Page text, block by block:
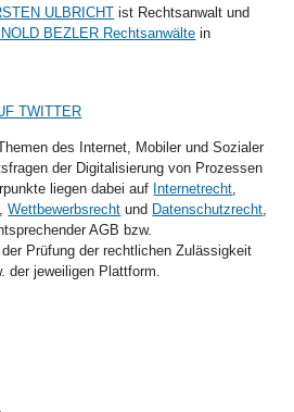
ULBRICHT ist Rechtsanwalt und
BEZLER Rechtsanwälte in
TWITTER
des Internet, Mobiler und Sozialer
der Digitalisierung von Prozessen
liegen dabei auf Internetrecht
,Wettbewerbsrecht und Datenschutzrecht
AGB bzw.
Prüfung der rechtlichen Zulässigkeit
der jeweiligen Plattform.